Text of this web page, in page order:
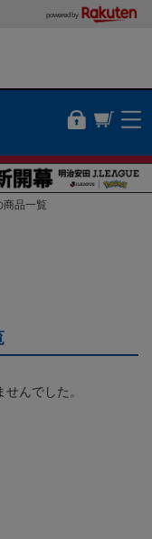
powered by
商品一覧
んでした。